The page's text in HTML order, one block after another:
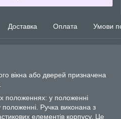
Доставка Оплата Умови
вікна або дверей призначена
положеннях: у положенні
Ручка виконана з
елементів корпусу. Це